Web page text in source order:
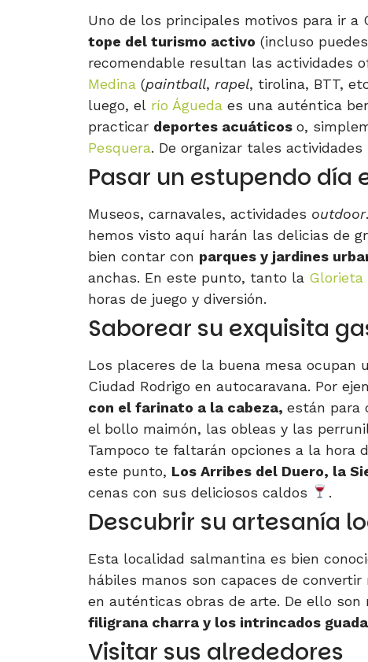
Uno de los principales motivos para ir a
tope del turismo activo (incluso
recomendable resultan las actividades
Medina (paintball, rapel, tirolina, BTT,
luego, el río Águeda es una auténtica
practicar deportes acuáticos o,
Pesquera. De organizar tales actividades
Pasar un estupendo día
Museos, carnavales, actividades outdoor
hemos visto aquí harán las delicias de
bien contar con parques y jardines
anchas. En este punto, tanto la Glorieta
horas de juego y diversión.
Saborear su exquisita
Los placeres de la buena mesa ocupan
Ciudad Rodrigo en autocaravana. Por
con el farinato a la cabeza, están para
el bollo maimón, las obleas y las
Tampoco te faltarán opciones a la hora
este punto, Los Arribes del Duero, la
cenas con sus deliciosos caldos
.
Descubrir su artesanía
Esta localidad salmantina es bien
hábiles manos son capaces de
en auténticas obras de arte. De ello son
filigrana charra y los intrincados
Visitar sus alrededores